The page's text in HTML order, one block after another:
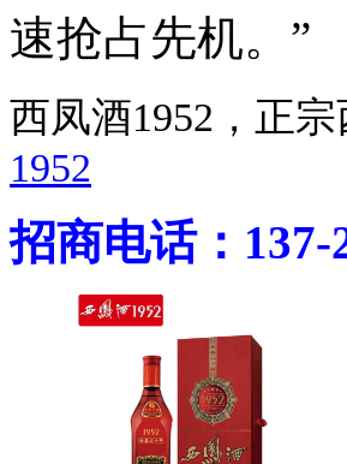
速抢占先机。”
西凤酒1952，正
1952
招商电话：137-